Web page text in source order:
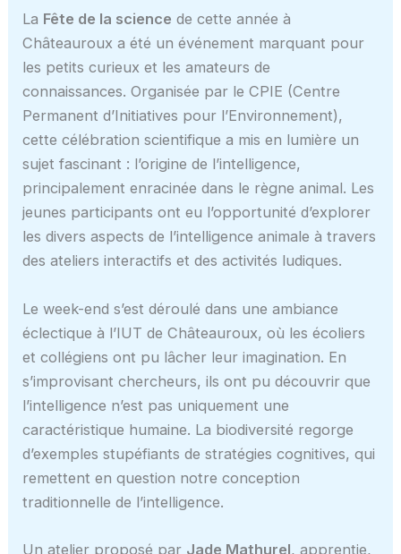
La Fête de la science de cette année à
Châteauroux a été un événement marquant pour
les petits curieux et les amateurs de
connaissances. Organisée par le CPIE (Centre
Permanent d’Initiatives pour l’Environnement),
cette célébration scientifique a mis en lumière un
sujet fascinant : l’origine de l’intelligence,
principalement enracinée dans le règne animal. Les
jeunes participants ont eu l’opportunité d’explorer
les divers aspects de l’intelligence animale à travers
des ateliers interactifs et des activités ludiques.
Le week-end s’est déroulé dans une ambiance
éclectique à l’IUT de Châteauroux, où les écoliers
et collégiens ont pu lâcher leur imagination. En
s’improvisant chercheurs, ils ont pu découvrir que
l’intelligence n’est pas uniquement une
caractéristique humaine. La biodiversité regorge
d’exemples stupéfiants de stratégies cognitives, qui
remettent en question notre conception
traditionnelle de l’intelligence.
Un atelier proposé par Jade Mathurel, apprentie,